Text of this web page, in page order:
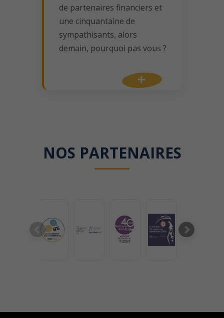
de partenaires financiers et
une cinquantaine de
sympathisants, alors
demain, pourquoi pas vous ?
+
NOS PARTENAIRES